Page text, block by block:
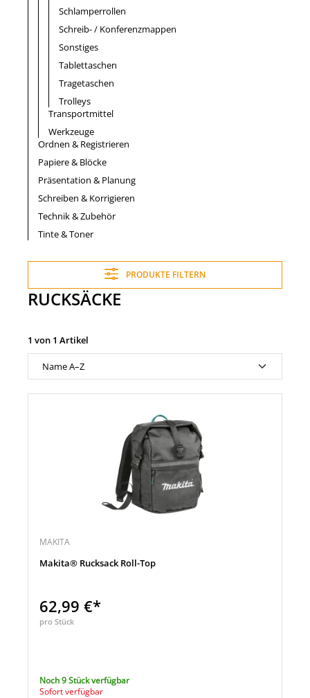
Schlamperrollen
Schreib- / Konferenzmappen
Sonstiges
Tablettaschen
Tragetaschen
Trolleys
Transportmittel
Werkzeuge
Ordnen & Registrieren
Papiere & Blöcke
Präsentation & Planung
Schreiben & Korrigieren
Technik & Zubehör
Tinte & Toner
PRODUKTE FILTERN
RUCKSÄCKE
1 von 1 Artikel
MAKITA
Makita® Rucksack Roll-Top
62,99 €*
pro Stück
Noch 9 Stück verfügbar
Sofort verfügbar